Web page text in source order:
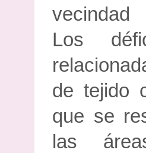
vecindad
Los
de tejido
que se
las